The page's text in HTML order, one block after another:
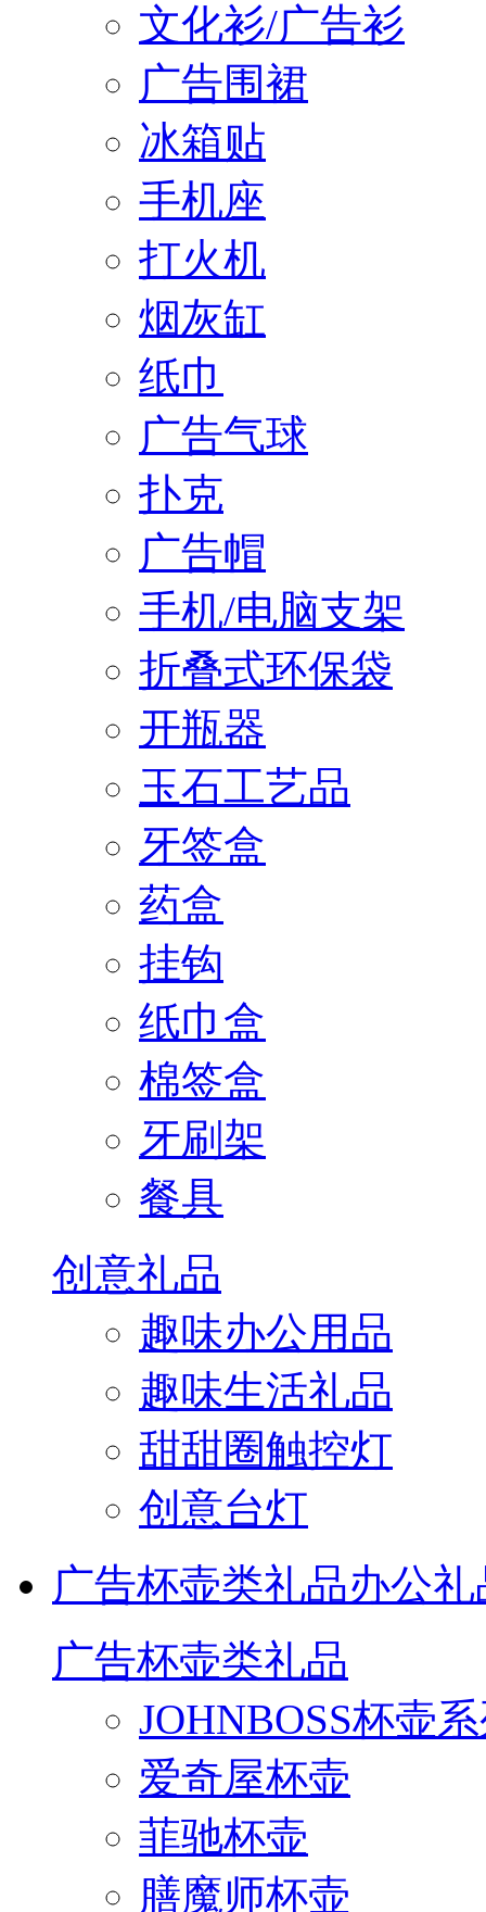
文化衫/广告衫
广告围裙
冰箱贴
手机座
打火机
烟灰缸
纸巾
广告气球
扑克
广告帽
手机/电脑支架
折叠式环保袋
开瓶器
玉石工艺品
牙签盒
药盒
挂钩
纸巾盒
棉签盒
牙刷架
餐具
创意礼品
趣味办公用品
趣味生活礼品
甜甜圈触控灯
创意台灯
广告杯壶类礼品办公礼
广告杯壶类礼品
JOHNBOSS杯壶
爱奇屋杯壶
菲驰杯壶
膳魔师杯壶